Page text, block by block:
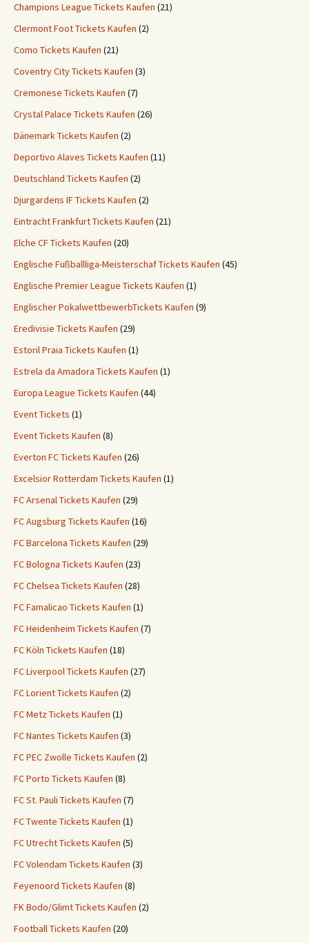
Champions League Tickets Kaufen (21)
Clermont Foot Tickets Kaufen (2)
Como Tickets Kaufen (21)
Coventry City Tickets Kaufen (3)
Cremonese Tickets Kaufen (7)
Crystal Palace Tickets Kaufen (26)
Dänemark Tickets Kaufen (2)
Deportivo Alaves Tickets Kaufen (11)
Deutschland Tickets Kaufen (2)
Djurgardens IF Tickets Kaufen (2)
Eintracht Frankfurt Tickets Kaufen (21)
Elche CF Tickets Kaufen (20)
Englische Fußballliga-Meisterschaf Tickets Kaufen (45)
Englische Premier League Tickets Kaufen (1)
Englischer PokalwettbewerbTickets Kaufen (9)
Eredivisie Tickets Kaufen (29)
Estoril Praia Tickets Kaufen (1)
Estrela da Amadora Tickets Kaufen (1)
Europa League Tickets Kaufen (44)
Event Tickets (1)
Event Tickets Kaufen (8)
Everton FC Tickets Kaufen (26)
Excelsior Rotterdam Tickets Kaufen (1)
FC Arsenal Tickets Kaufen (29)
FC Augsburg Tickets Kaufen (16)
FC Barcelona Tickets Kaufen (29)
FC Bologna Tickets Kaufen (23)
FC Chelsea Tickets Kaufen (28)
FC Famalicao Tickets Kaufen (1)
FC Heidenheim Tickets Kaufen (7)
FC Köln Tickets Kaufen (18)
FC Liverpool Tickets Kaufen (27)
FC Lorient Tickets Kaufen (2)
FC Metz Tickets Kaufen (1)
FC Nantes Tickets Kaufen (3)
FC PEC Zwolle Tickets Kaufen (2)
FC Porto Tickets Kaufen (8)
FC St. Pauli Tickets Kaufen (7)
FC Twente Tickets Kaufen (1)
FC Utrecht Tickets Kaufen (5)
FC Volendam Tickets Kaufen (3)
Feyenoord Tickets Kaufen (8)
FK Bodo/Glimt Tickets Kaufen (2)
Football Tickets Kaufen (20)